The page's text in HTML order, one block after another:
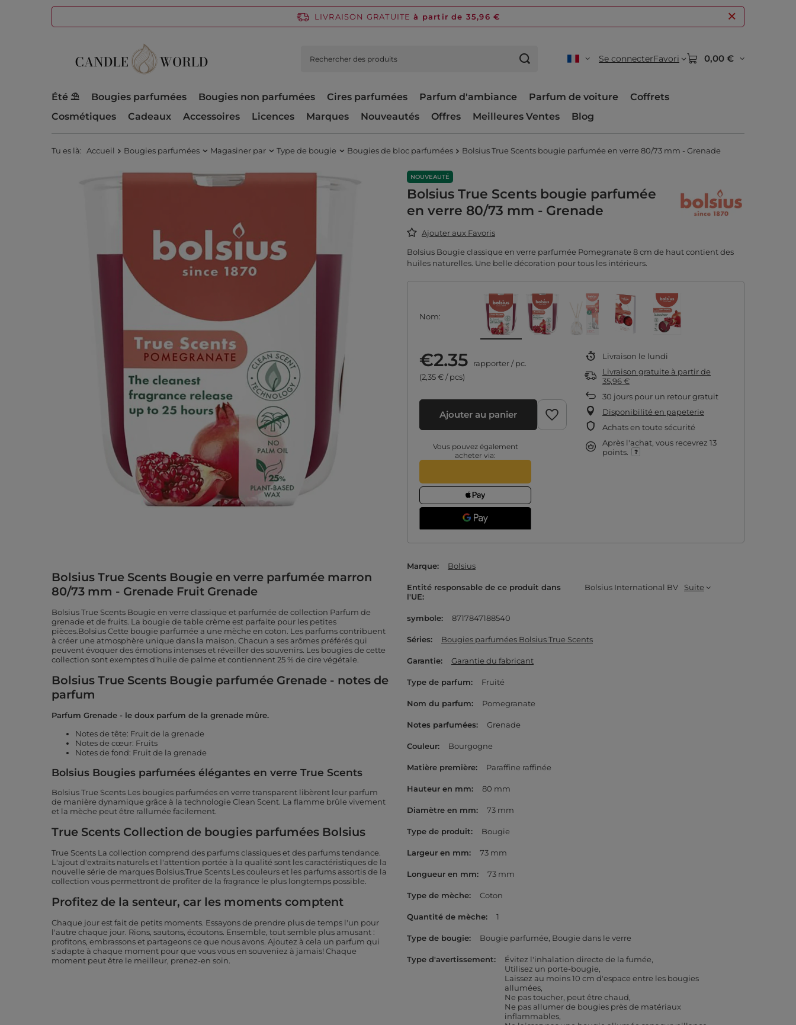
LIVRAISON GRATUITE à partir de 35,96 €
Se connecterFavori 0,00 €
Été ⛱️ Bougies parfumées Bougies non parfumées Cires parfumées Parfum d'ambiance Parfum de voiture
Coffrets
Cosmétiques
Cadeaux Accessoires Licences Marques Nouveautés Offres Meilleures Ventes Blog
Tu es là: Accueil Bougies parfumées Magasiner par Type de bougie Bougies de bloc parfumées Bolsius True Scents bougie parfumée en verre 80/73 mm - Grenade
NOUVEAUTÉ
Bolsius True Scents bougie parfumée
en verre 80/73 mm - Grenade
Ajouter aux Favoris
Bolsius Bougie classique en verre parfumée Pomegranate 8 cm de haut contient des
huiles naturelles. Une belle décoration pour tous les intérieurs.
Nom
€2.35 rapporter/pc.
(2,35 € / pcs)
Ajouter au panier
Vous pouvez également
acheter via:
Livraison le lundi
Livraison gratuite à partir de
35,96 €
30 jours pour un retour gratuit
Disponibilité en papeterie
Achats en toute sécurité
Après l'achat, vous recevrez 13
points.
Bolsius True Scents Bougie en verre parfumée marron
80/73 mm - Grenade Fruit Grenade
Bolsius True Scents Bougie en verre classique et parfumée de collection Parfum de
grenade et de fruits. La bougie de table crème est parfaite pour les petites
pièces.Bolsius Cette bougie parfumée a une mèche en coton. Les parfums contribuent
à créer une atmosphère unique dans la maison. Chacun a ses arômes préférés qui
peuvent évoquer des émotions intenses et réveiller des souvenirs. Les bougies de cette
collection sont exemptes d'huile de palme et contiennent 25 % de cire végétale.
Bolsius True Scents Bougie parfumée Grenade - notes de
parfum
Parfum Grenade - le doux parfum de la grenade mûre.
Notes de tête: Fruit de la grenade
Notes de cœur: Fruits
Notes de fond: Fruit de la grenade
Bolsius Bougies parfumées élégantes en verre True Scents
Bolsius True Scents Les bougies parfumées en verre transparent libèrent leur parfum
de manière dynamique grâce à la technologie Clean Scent. La flamme brûle vivement
et la mèche peut être rallumée facilement.
True Scents Collection de bougies parfumées Bolsius
True Scents La collection comprend des parfums classiques et des parfums tendance.
L'ajout d'extraits naturels et l'attention portée à la qualité sont les caractéristiques de la
nouvelle série de marques Bolsius.True Scents Les couleurs et les parfums assortis de la
collection vous permettront de profiter de la fragrance le plus longtemps possible.
Profitez de la senteur, car les moments comptent
Chaque jour est fait de petits moments. Essayons de prendre plus de temps l'un pour
l'autre chaque jour. Rions, sautons, écoutons. Ensemble, tout semble plus amusant :
profitons, embrassons et partageons ce que nous avons. Ajoutez à cela un parfum qui
s'adapte à chaque moment pour que vous vous en souveniez à jamais! Chaque
moment peut être le meilleur, prenez-en soin.
Marque Bolsius
Entité responsable de ce produit dans
l'UE
Bolsius International BV Suite
symbole 8717847188540
Séries Bougies parfumées Bolsius True Scents
Garantie Garantie du fabricant
Type de parfum Fruité
Nom du parfum Pomegranate
Notes parfumées Grenade
Couleur Bourgogne
Matière première Paraffine raffinée
Hauteur en mm 80 mm
Diamètre en mm 73 mm
Type de produit Bougie
Largeur en mm 73 mm
Longueur en mm 73 mm
Type de mèche Coton
Quantité de mèche 1
Type de bougie Bougie parfumée Bougie dans le verre
Type d'avertissement
Évitez l'inhalation directe de la fumée
Utilisez un porte-bougie
Laissez au moins 10 cm d'espace entre les bougies
allumées
Ne pas toucher, peut être chaud
Ne pas allumer de bougies près de matériaux
inflammables